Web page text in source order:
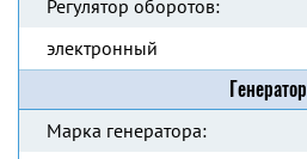
Регулятор оборотов:
электронный
Генератор
Марка генератора: